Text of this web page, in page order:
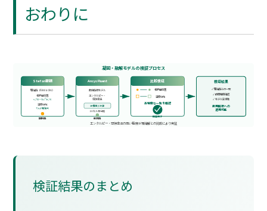
おわりに
凝固・融解モデルの検証プロセス
Stefan問題
理論解（Alexiades）
相界面位置:
x_Γ(t) = 2γ√(α_l t)
温度分布:
T(x,t) 理論式
解析解
Ansys Fluent
数値解析モデル
エンタルピー・
空隙率法
液相率 β 計算
100セル等分割
数値解
比較検証
相界面位置
温度分布
高精度な一致を確認
検証完了
検証結果
✓ 理論解との一致
✓ 時間精度確認
✓ モデル妥当性
実用解析への
適用可能
エンタルピー・空隙率法の高い精度が理論解との比較により実証
検証結果のまとめ